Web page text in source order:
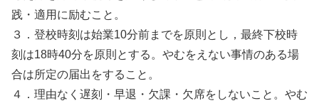
践・適用に励むこと。
３．登校時刻は始業10分前までを原則とし，最終下校時
刻は18時40分を原則とする。やむをえない事情のある場
合は所定の届出をすること。
４．理由なく遅刻・早退・欠課・欠席をしないこと。やむ